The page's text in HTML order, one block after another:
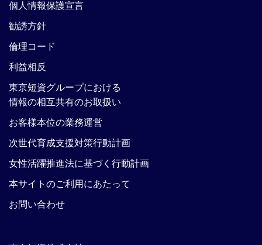
個人情報保護宣言
勧誘方針
倫理コード
利益相反
東京短資グループにおける
情報の相互共有のお取扱い
お客様本位の業務運営
次世代育成支援対策行動計画
女性活躍推進法に基づく行動計画
本サイトのご利用にあたって
お問い合わせ